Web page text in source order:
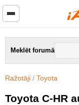
Meklēt forumā
Ražotāji / Toyota
Toyota C-HR